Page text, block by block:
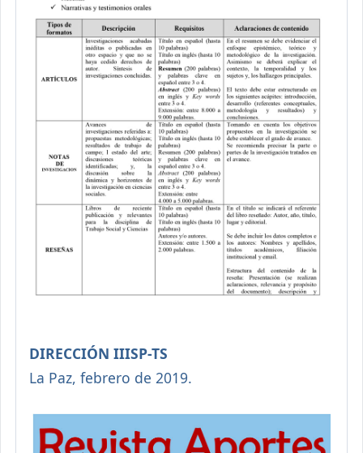
DIRECCIÓN IIISP-TS
La Paz, febrero de 2019.